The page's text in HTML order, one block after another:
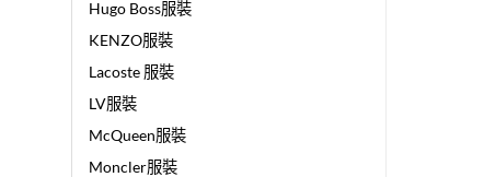
Hugo Boss服裝
KENZO服裝
Lacoste 服裝
LV服裝
McQueen服裝
Moncler服裝